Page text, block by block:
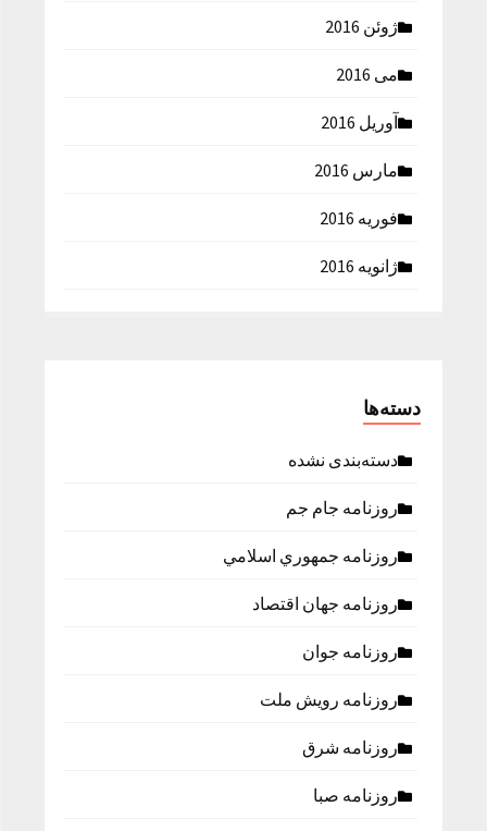
ژوئن 2016
می 2016
آوریل 2016
مارس 2016
فوریه 2016
ژانویه 2016
دسته‌ها
دسته‌بندی نشده
روزنامه جام جم
روزنامه جمهوري اسلامي
روزنامه جهان اقتصاد
روزنامه جوان
روزنامه رویش ملت
روزنامه شرق
روزنامه صبا